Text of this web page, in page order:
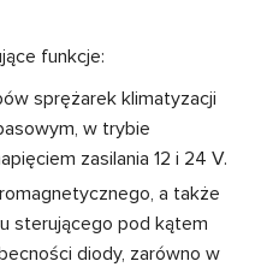
funkcje:
sprężarek klimatyzacji
w trybie
zasilania 12 i 24 V.
a także
sterującego pod kątem
diody, zarówno w